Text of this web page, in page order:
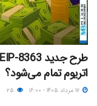
اتریوم تمام می‌شود؟